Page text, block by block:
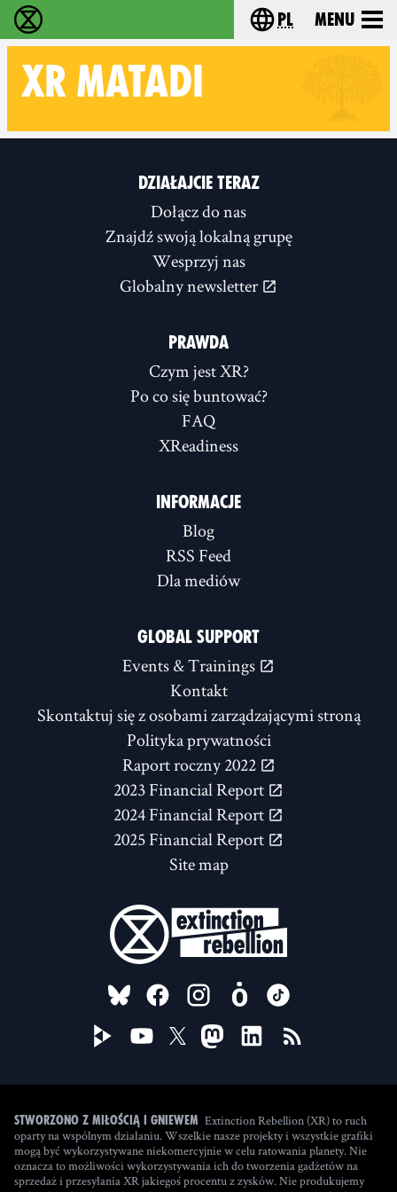
Extinction Rebellion - Home Choose your
pl Menu
XR MATADI
DZIAŁAJCIE TERAZ
Dołącz do nas
Znajdź swoją lokalną grupę
Wesprzyj nas
Globalny newsletter
PRAWDA
Czym jest XR?
Po co się buntować?
FAQ
XReadiness
INFORMACJE
Blog
RSS Feed
Dla mediów
GLOBAL SUPPORT
Events & Trainings
Kontakt
Skontaktuj się z osobami zarządzającymi stroną
Polityka prywatności
Raport roczny 2022
2023 Financial Report
2024 Financial Report
2025 Financial Report
Site map
FOLLOW US ON
Stworzono z miłością i gniewem Extinction Rebellion (XR) to ruch
oparty na wspólnym działaniu. Wszelkie nasze projekty i wszystkie grafiki
mogą być wykorzystywane niekomercyjnie w celu ratowania planety. Nie
oznacza to możliwości wykorzystywania ich do tworzenia gadżetów na
sprzedaż i przesyłania XR jakiegoś procentu z zysków. Nie produkujemy